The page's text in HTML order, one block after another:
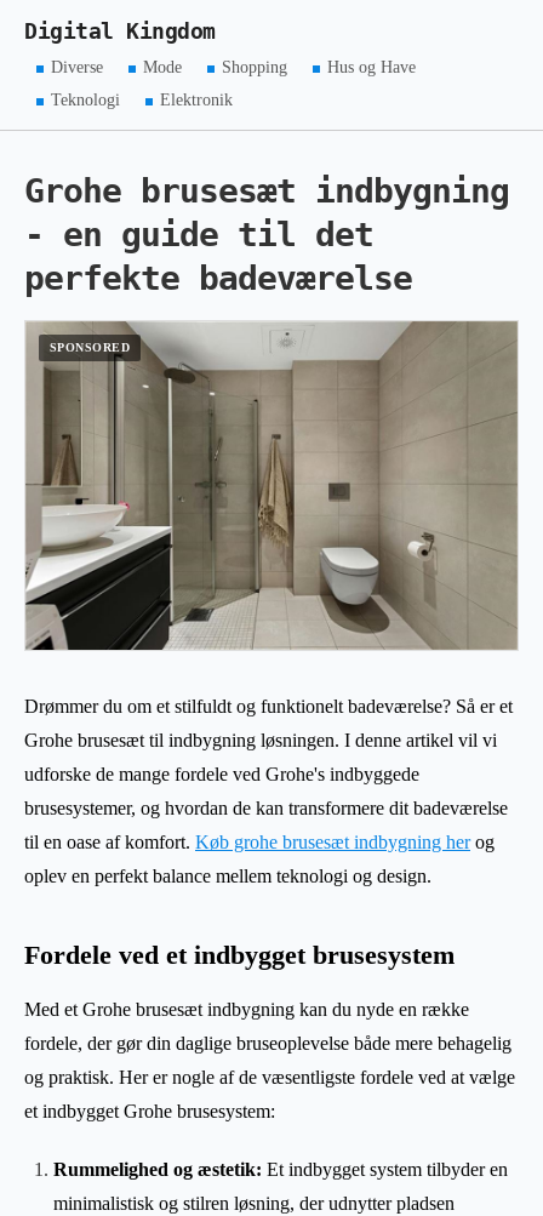
Digital Kingdom
Diverse Mode Shopping
Hus og Have
Teknologi
Elektronik
Grohe brusesæt indbygning
- en guide til det
perfekte badeværelse
Drømmer du om et stilfuldt og funktionelt badeværelse? Så er et
Grohe brusesæt til indbygning løsningen. I denne artikel vil vi
udforske de mange fordele ved Grohe's indbyggede
brusesystemer, og hvordan de kan transformere dit badeværelse
til en oase af komfort. Køb grohe brusesæt indbygning herog
oplev en perfekt balance mellem teknologi og design.
Fordele ved et indbygget brusesystem
Med et Grohe brusesæt indbygning kan du nyde en række
fordele, der gør din daglige bruseoplevelse både mere behagelig
og praktisk. Her er nogle af de væsentligste fordele ved at vælge
et indbygget Grohe brusesystem:
Rummelighed og æstetik: Et indbygget system tilbyder en
minimalistisk og stilren løsning, der udnytter pladsen